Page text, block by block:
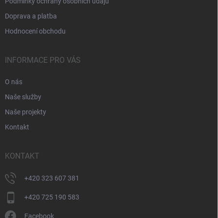
Doprava a platba
Hodnocení obchodu
INFORMACE PRO VÁS
O nás
Naše služby
Naše projekty
Kontakt
KONTAKT
+420 323 607 381
+420 725 190 583
Facebook